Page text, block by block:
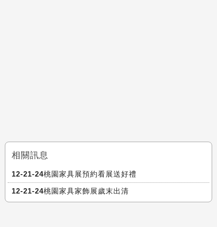
相關訊息
12-21-24桃園家具展預約看展送好禮
12-21-24桃園家具家飾展歲末出清